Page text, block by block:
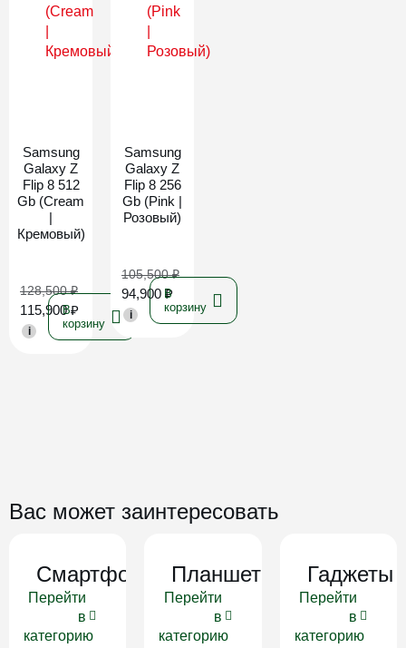
Samsung
Galaxy Z
Flip 8 512
Gb (Cream
|
Кремовый)
128,500₽
115,900₽
i
В
корзину
Samsung
Galaxy Z
Flip 8 256
Gb (Pink |
Розовый)
105,500₽
94,900 ₽
i
В
корзину
Вас может заинтересовать
Смартфоны
Перейти
в
категорию
Планшеты
Перейти
в
категорию
Гаджеты
Перейти
в
категорию